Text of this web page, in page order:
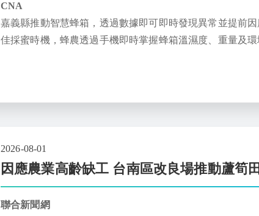
CNA
嘉義縣推動智慧蜂箱，透過數據即可即時發現異常並提前
佳採蜜時機，蜂農透過手機即時掌握蜂箱溫濕度、重量及
2026-08-01
因應農業高齡缺工 台南區改良場推動蘆筍
聯合新聞網